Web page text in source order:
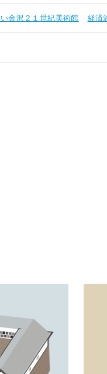
金沢２１世紀美術館 経済